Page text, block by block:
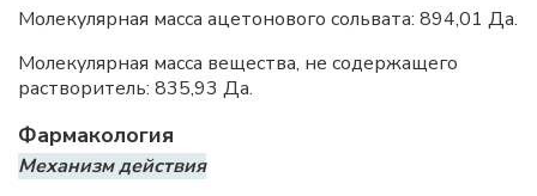
Молекулярная масса ацетонового сольвата: 894,01 Да.
Молекулярная масса вещества, не содержащего
растворитель: 835,93 Да.
Фармакология
Механизм действия